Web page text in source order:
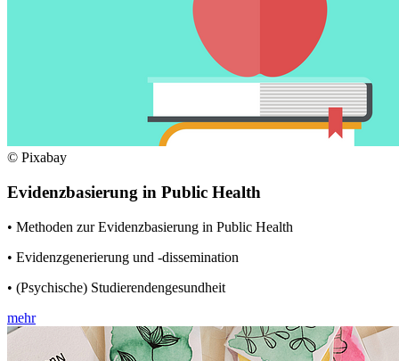
© Pixabay
Evidenzbasierung in Public Health
• Methoden zur Evidenzbasierung in Public Health
• Evidenzgenerierung und -dissemination
• (Psychische) Studierendengesundheit
mehr